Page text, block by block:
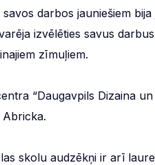
darbos jauniešiem
izvēlēties savus
zīmuļiem.
“Daugavpils Dizaina
Abricka.
skolu audzēkņi ir arī